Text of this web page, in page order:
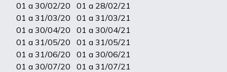
01 a 30/02/20 01 a 28/02/21
01 a 31/03/20 01 a 31/03/21
01 a 30/04/20 01 a 30/04/21
01 a 31/05/20 01 a 31/05/21
01 a 31/06/20 01 a 30/06/21
01 a 30/07/20 01 a 31/07/21